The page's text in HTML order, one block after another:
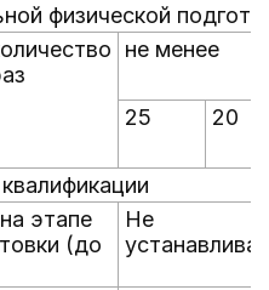
физической
не менее
25 20
этапе
(до
Не